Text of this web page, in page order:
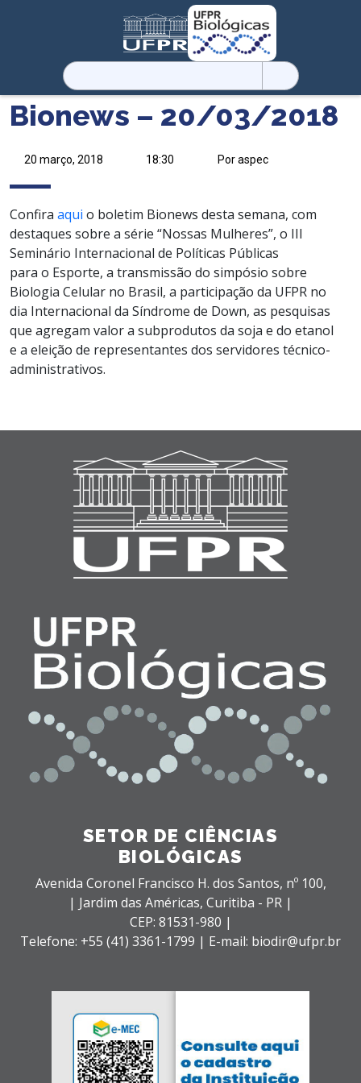
Pesquisar
por:
Bionews – 20/03/2018
20 março, 2018 18:30 Por aspec
Confira aqui o boletim Bionews desta semana, com
destaques sobre a série “Nossas Mulheres”, o III
Seminário Internacional de Políticas Públicas
para o Esporte, a transmissão do simpósio sobre
Biologia Celular no Brasil, a participação da UFPR no
dia Internacional da Síndrome de Down, as pesquisas
que agregam valor a subprodutos da soja e do etanol
e a eleição de representantes dos servidores técnico-
administrativos.
SETOR DE CIÊNCIAS
BIOLÓGICAS
Avenida Coronel Francisco H. dos Santos, nº 100,
| Jardim das Américas, Curitiba - PR |
CEP: 81531-980 |
Telefone: +55 (41) 3361-1799 | E-mail: biodir@ufpr.br